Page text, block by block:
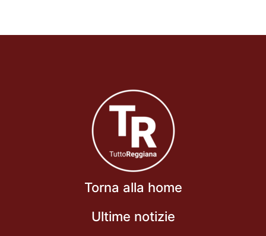
Torna alla home
Ultime notizie